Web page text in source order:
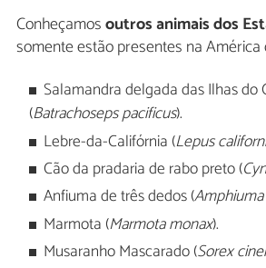
Conheçamosoutros animais dos
somente estão presentes na América
Salamandra delgada das Ilhas do
(Batrachoseps pacificus).
Lebre-da-Califórnia (Lepus
Cão da pradaria de rabo preto (
Anfiuma de três dedos (
Marmota (Marmota monax).
Musaranho Mascarado (Sorex